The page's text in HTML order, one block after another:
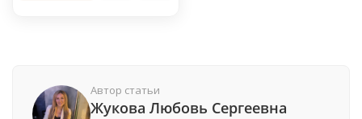
Автор статьи
Жукова Любовь Сергеевна